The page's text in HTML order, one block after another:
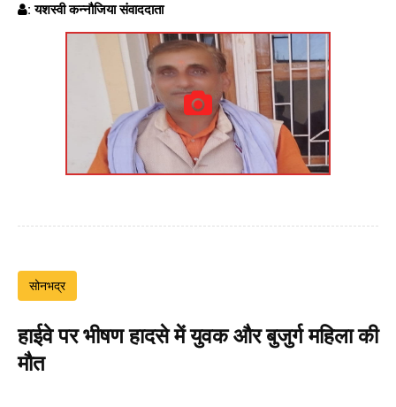
: यशस्वी कन्नौजिया संवाददाता
सोनभद्र
हाईवे पर भीषण हादसे में युवक और बुजुर्ग महिला की
मौत